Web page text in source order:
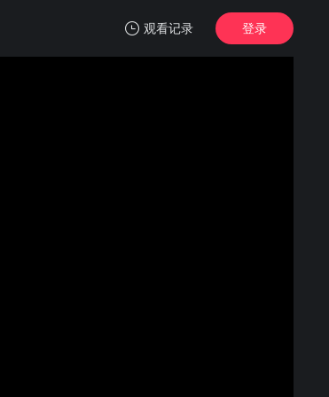
观看记录 登录